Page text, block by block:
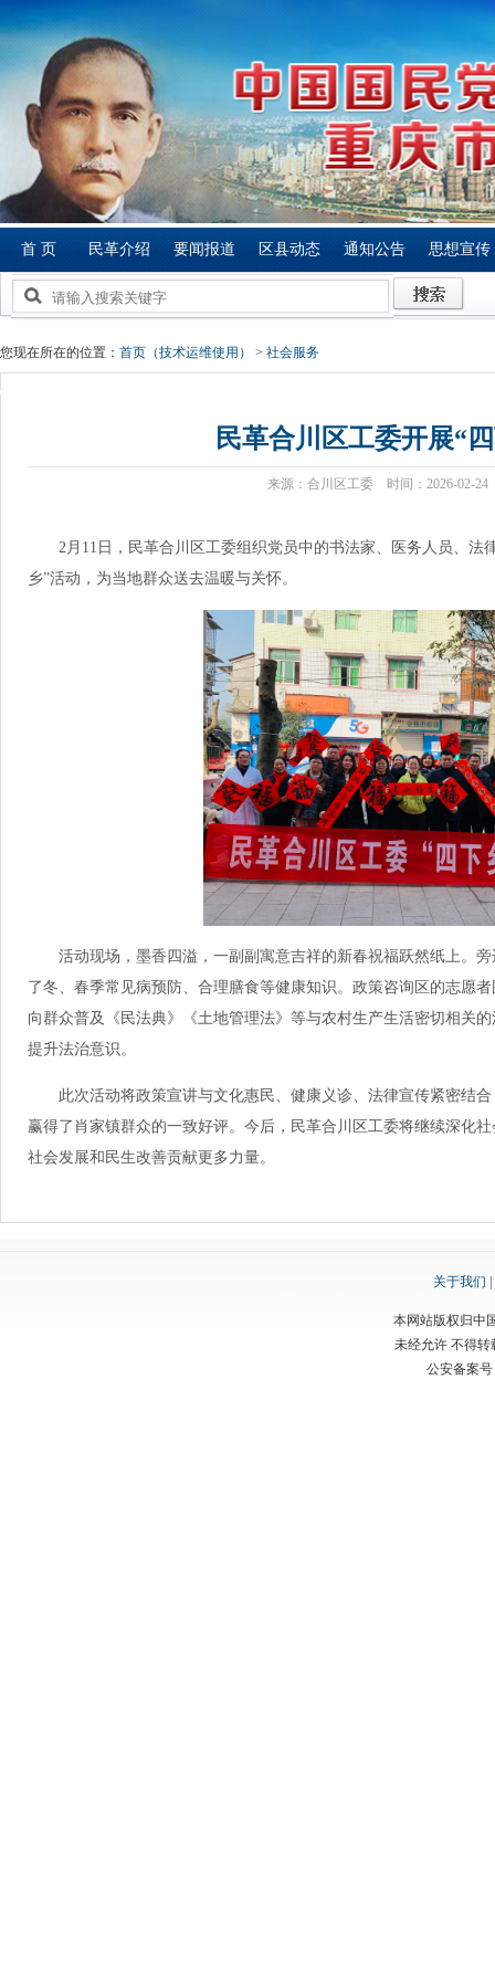
首 页 民革介绍 要闻报道 区县动态 通知公告 思想宣传
您现在所在的位置： 首页（技术运维使用） > 社会服务
民革合川区工委开展“
来源：合川区工委 时间：2026-02-
2月11日，民革合川区工委组织党员中的书法家、医务人员、法
乡”活动，为当地群众送去温暖与关怀。
活动现场，墨香四溢，一副副寓意吉祥的新春祝福跃然纸上。
了冬、春季常见病预防、合理膳食等健康知识。政策咨询区的志愿
向群众普及《民法典》《土地管理法》等与农村生产生活密切相关
提升法治意识。
此次活动将政策宣讲与文化惠民、健康义诊、法律宣传紧密结
赢得了肖家镇群众的一致好评。今后，民革合川区工委将继续深化
社会发展和民生改善贡献更多力量。
关于我们
本网站版权归中
未经允许 不得
公安备案号